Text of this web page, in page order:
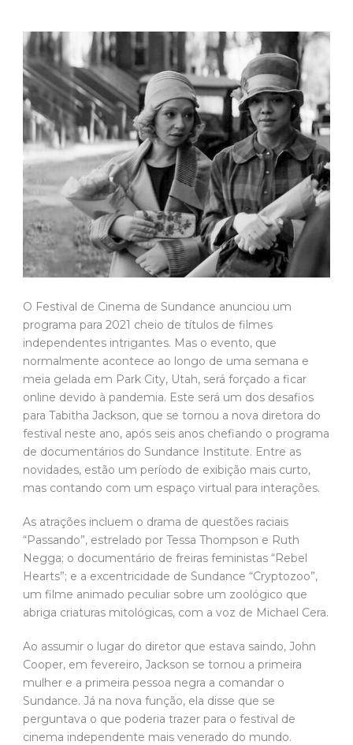
O Festival de Cinema de Sundance anunciou um
programa para 2021 cheio de títulos de filmes
independentes intrigantes. Mas o evento, que
normalmente acontece ao longo de uma semana e
meia gelada em Park City, Utah, será forçado a ficar
online devido à pandemia. Este será um dos desafios
para Tabitha Jackson, que se tornou a nova diretora do
festival neste ano, após seis anos chefiando o programa
de documentários do Sundance Institute. Entre as
novidades, estão um período de exibição mais curto,
mas contando com um espaço virtual para interações.
As atrações incluem o drama de questões raciais
“Passando”, estrelado por Tessa Thompson e Ruth
Negga; o documentário de freiras feministas “Rebel
Hearts”; e a excentricidade de Sundance “Cryptozoo”,
um filme animado peculiar sobre um zoológico que
abriga criaturas mitológicas, com a voz de Michael Cera.
Ao assumir o lugar do diretor que estava saindo, John
Cooper, em fevereiro, Jackson se tornou a primeira
mulher e a primeira pessoa negra a comandar o
Sundance. Já na nova função, ela disse que se
perguntava o que poderia trazer para o festival de
cinema independente mais venerado do mundo.